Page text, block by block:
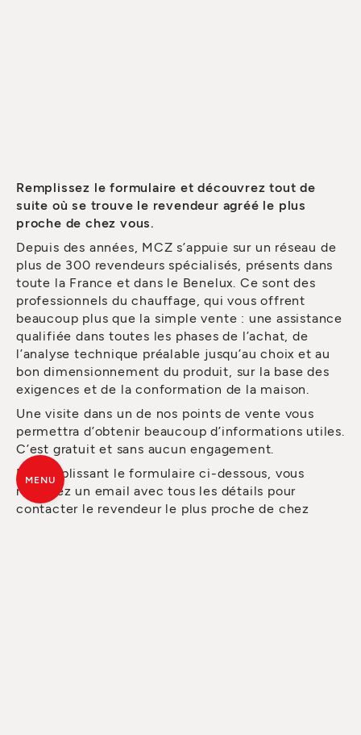
Remplissez le formulaire et découvrez tout de
suite où se trouve le revendeur agréé le plus
proche de chez vous.
Depuis des années, MCZ s’appuie sur un réseau de
plus de 300 revendeurs spécialisés, présents dans
toute la France et dans le Benelux. Ce sont des
professionnels du chauffage, qui vous offrent
beaucoup plus que la simple vente : une assistance
qualifiée dans toutes les phases de l’achat, de
l’analyse technique préalable jusqu’au choix et au
bon dimensionnement du produit, sur la base des
exigences et de la conformation de la maison.
Une visite dans un de nos points de vente vous
permettra d’obtenir beaucoup d’informations utiles.
C’est gratuit et sans aucun engagement.
En remplissant le formulaire ci-dessous, vous
recevrez un email avec tous les détails pour
contacter le revendeur le plus proche de chez
MENU